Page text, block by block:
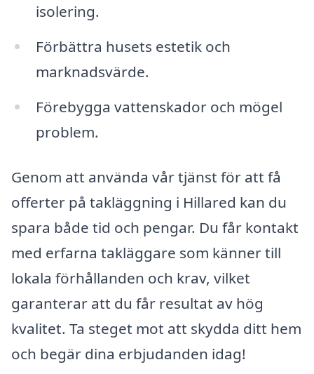
isolering.
Förbättra husets estetik och
marknadsvärde.
Förebygga vattenskador och mögel
problem.
Genom att använda vår tjänst för att få
offerter på takläggning i Hillared kan du
spara både tid och pengar. Du får kontakt
med erfarna takläggare som känner till
lokala förhållanden och krav, vilket
garanterar att du får resultat av hög
kvalitet. Ta steget mot att skydda ditt hem
och begär dina erbjudanden idag!